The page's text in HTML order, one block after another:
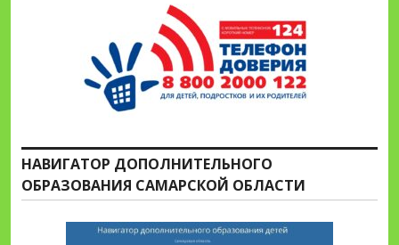
НАВИГАТОР ДОПОЛНИТЕЛЬНОГО
ОБРАЗОВАНИЯ САМАРСКОЙ ОБЛАСТИ